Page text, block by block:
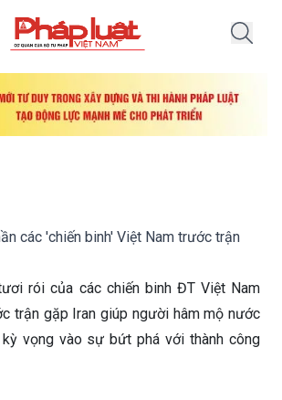
các 'chiến binh' Việt Nam trước trận
rói của các chiến binh ĐT Việt Nam
trận gặp Iran giúp người hâm mộ nước
kỳ vọng vào sự bứt phá với thành công